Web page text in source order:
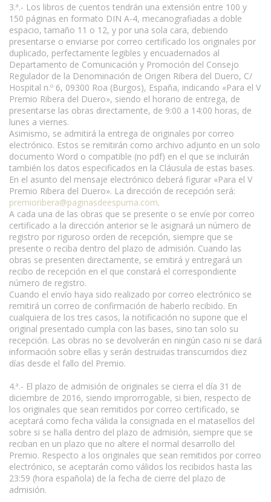
3.ª.- Los libros de cuentos tendrán una extensión entre 100 y
150 páginas en formato DIN A-4, mecanografiadas a doble
espacio, tamaño 11 o 12, y por una sola cara, debiendo
presentarse o enviarse por correo certificado los originales por
duplicado, perfectamente legibles y encuadernados al
Departamento de Comunicación y Promoción del Consejo
Regulador de la Denominación de Origen Ribera del Duero, C/
Hospital n.º 6, 09300 Roa (Burgos), España, indicando «Para el V
Premio Ribera del Duero», siendo el horario de entrega, de
presentarse las obras directamente, de 9:00 a 14:00 horas, de
lunes a viernes.
Asimismo, se admitirá la entrega de originales por correo
electrónico. Estos se remitirán como archivo adjunto en un solo
documento Word o compatible (no pdf) en el que se incluirán
también los datos especificados en la Cláusula de estas bases.
En el asunto del mensaje electrónico deberá figurar «Para el V
Premio Ribera del Duero». La dirección de recepción será:
premioribera@paginasdeespuma.com.
A cada una de las obras que se presente o se envíe por correo
certificado a la dirección anterior se le asignará un número de
registro por riguroso orden de recepción, siempre que se
presente o reciba dentro del plazo de admisión. Cuando las
obras se presenten directamente, se emitirá y entregará un
recibo de recepción en el que constará el correspondiente
número de registro.
Cuando el envío haya sido realizado por correo electrónico se
remitirá un correo de confirmación de haberlo recibido. En
cualquiera de los tres casos, la notificación no supone que el
original presentado cumpla con las bases, sino tan solo su
recepción. Las obras no se devolverán en ningún caso ni se dará
información sobre ellas y serán destruidas transcurridos diez
días desde el fallo del Premio.
4.ª.- El plazo de admisión de originales se cierra el día 31 de
diciembre de 2016, siendo improrrogable, si bien, respecto de
los originales que sean remitidos por correo certificado, se
aceptará como fecha válida la consignada en el matasellos del
sobre si se halla dentro del plazo de admisión, siempre que se
reciban en un plazo que no altere el normal desarrollo del
Premio. Respecto a los originales que sean remitidos por correo
electrónico, se aceptarán como válidos los recibidos hasta las
23:59 (hora española) de la fecha de cierre del plazo de
admisión.